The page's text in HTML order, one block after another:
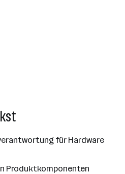
für Hardware
Produktkomponenten